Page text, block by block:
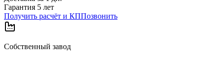
Гарантия 5 лет
Получить расчёт и КППозвонить
Собственный завод